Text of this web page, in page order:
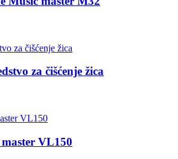
za čišćenje žica
VL150